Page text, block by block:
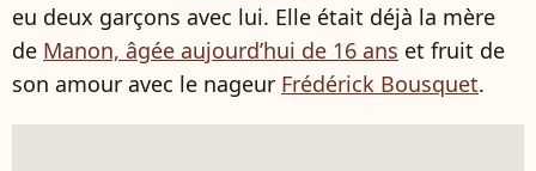
eu deux garçons avec lui. Elle était déjà la mère
de Manon, âgée aujourd’hui de 16 ans et fruit de
son amour avec le nageur Frédérick Bousquet.